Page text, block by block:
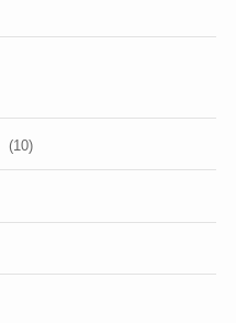
(10)